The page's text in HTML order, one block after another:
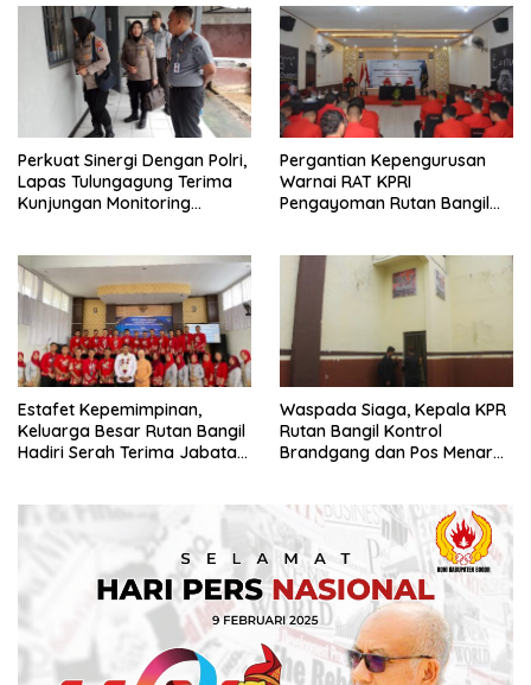
Perkuat Sinergi Dengan Polri,
Lapas Tulungagung Terima
Kunjungan Monitoring
Pergantian Kepengurusan
Warnai RAT KPRI
Pengayoman Rutan Bangil
Estafet Kepemimpinan,
Keluarga Besar Rutan Bangil
Hadiri Serah Terima Jabatan
Waspada Siaga, Kepala KPR
Rutan Bangil Kontrol
Brandgang dan Pos Menara